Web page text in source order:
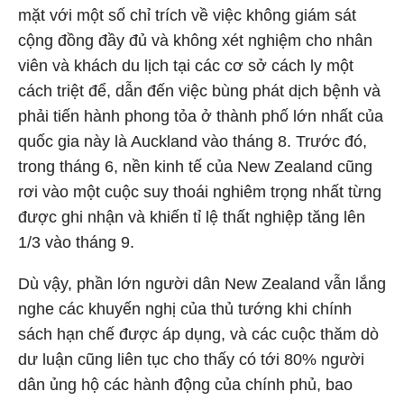
mặt với một số chỉ trích về việc không giám sát
cộng đồng đầy đủ và không xét nghiệm cho nhân
viên và khách du lịch tại các cơ sở cách ly một
cách triệt để, dẫn đến việc bùng phát dịch bệnh và
phải tiến hành phong tỏa ở thành phố lớn nhất của
quốc gia này là Auckland vào tháng 8. Trước đó,
trong tháng 6, nền kinh tế của New Zealand cũng
rơi vào một cuộc suy thoái nghiêm trọng nhất từng
được ghi nhận và khiến tỉ lệ thất nghiệp tăng lên
1/3 vào tháng 9.
Dù vậy, phần lớn người dân New Zealand vẫn lắng
nghe các khuyến nghị của thủ tướng khi chính
sách hạn chế được áp dụng, và các cuộc thăm dò
dư luận cũng liên tục cho thấy có tới 80% người
dân ủng hộ các hành động của chính phủ, bao